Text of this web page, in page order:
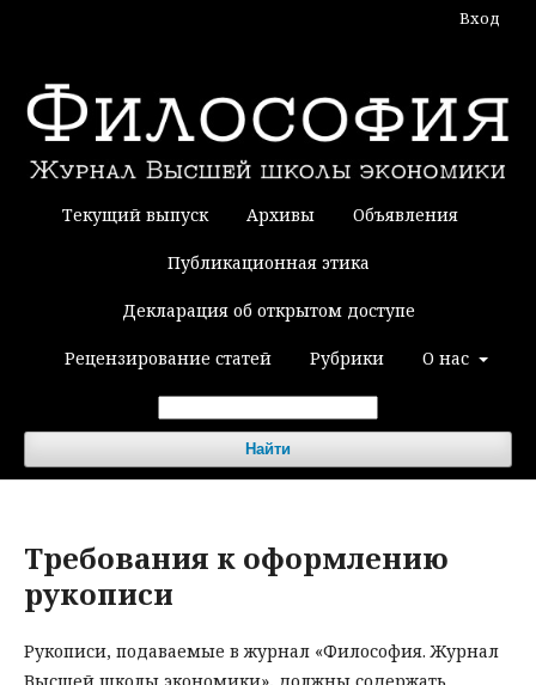
Текущий выпуск Архивы Объявления
Публикационная этика
Декларация об открытом доступе
Рецензирование статей Рубрики О нас
Найти
Вход
Требования к оформлению
рукописи
Рукописи, подаваемые в журнал «Философия. Журнал